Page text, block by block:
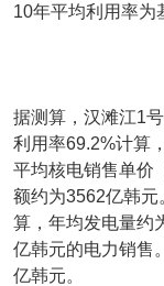
10年平均利用率为
据测算，汉滩江1
利用率69.2%计算
平均核电销售单价
额约为3562亿韩
算，年均发电量约
亿韩元的电力销售
亿韩元。